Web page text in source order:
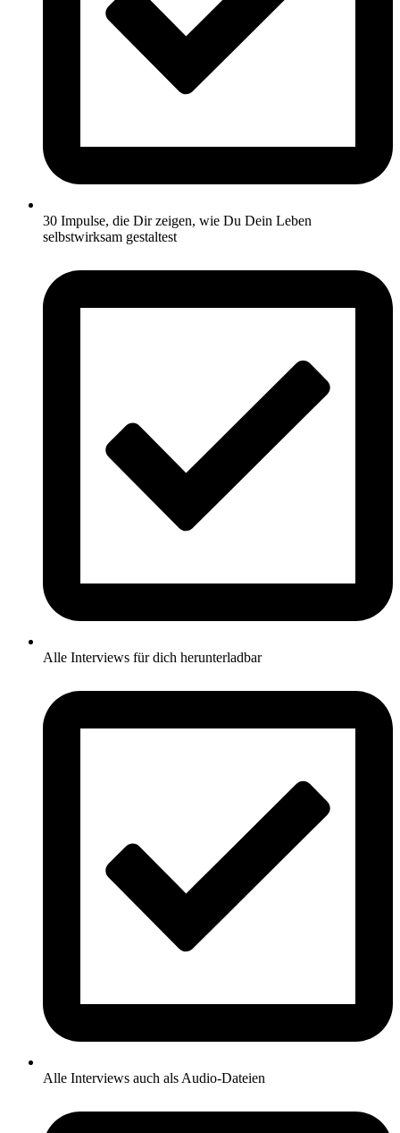
30 Impulse, die Dir zeigen, wie Du Dein Leben
selbstwirksam gestaltest
Alle Interviews für dich herunterladbar
Alle Interviews auch als Audio-Dateien